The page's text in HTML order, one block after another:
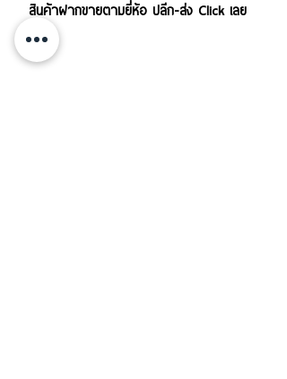
สินค้าฝากขายตามยี่ห้อ ปลีก-ส่ง Click เลย